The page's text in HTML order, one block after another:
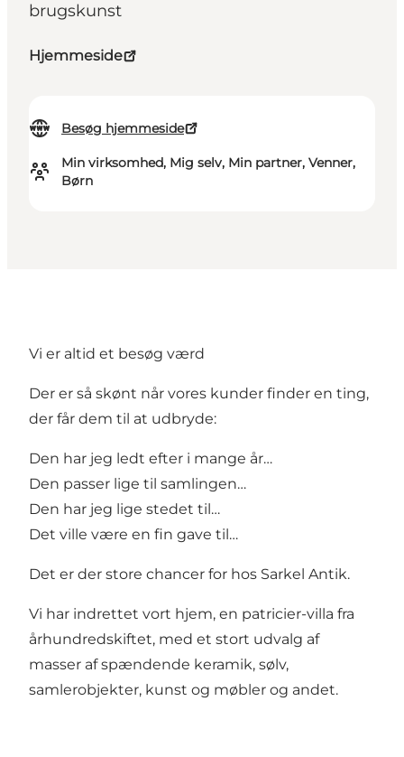
brugskunst
Hjemmeside
Besøg hjemmeside
Min virksomhed, Mig selv, Min partner, Venner,
Børn
Vi er altid et besøg værd
Der er så skønt når vores kunder finder en ting,
der får dem til at udbryde:
Den har jeg ledt efter i mange år…
Den passer lige til samlingen…
Den har jeg lige stedet til…
Det ville være en fin gave til…
Det er der store chancer for hos Sarkel Antik.
Vi har indrettet vort hjem, en patricier-villa fra
århundredskiftet, med et stort udvalg af
masser af spændende keramik, sølv,
samlerobjekter, kunst og møbler og andet.